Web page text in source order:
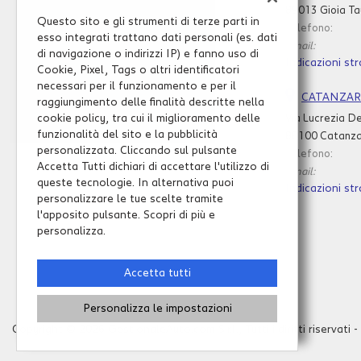
89013 Gioia
Telefono:
Email:
Indicazioni
Via Lucrezia
88100
Telefono:
Email:
Indicazioni
Copyright © 2026 GestionaleAuto.com S.r.l., Tutti i diritti riservati -
Questo sito e gli strumenti di terze parti in
esso integrati trattano dati personali (es. dati
di navigazione o indirizzi IP) e fanno uso di
Cookie, Pixel, Tags o altri identificatori
necessari per il funzionamento e per il
raggiungimento delle finalità descritte nella
cookie policy, tra cui il miglioramento delle
funzionalità del sito e la pubblicità
personalizzata. Cliccando sul pulsante
Accetta Tutti dichiari di accettare l'utilizzo di
queste tecnologie. In alternativa puoi
personalizzare le tue scelte tramite
l'apposito pulsante. Scopri di più e
personalizza.
Accetta tutti
Personalizza le impostazioni
questi
strumenti
tracciamento
rimanda
cookie
Puoi
modificare
scelte
qualsiasi
Leggi
la